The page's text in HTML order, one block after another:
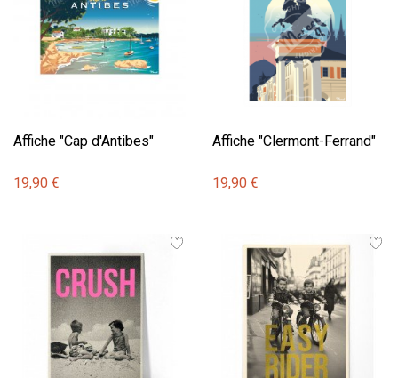
Affiche "Cap d'Antibes"
19,90 €
Affiche "Clermont-Ferrand"
19,90 €